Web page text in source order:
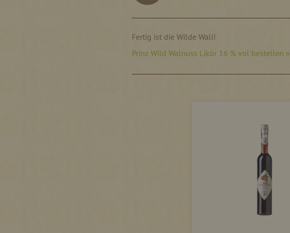
Fertig ist die Wilde Wali!
Prinz Wild Walnuss Likör 16 % vol bestellen »